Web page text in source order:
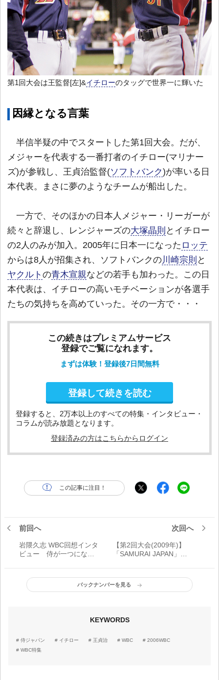
第1回大会は王監督[左]&イチローのタッグで世界一に輝いた
因縁となる言葉
半信半疑の中でスタートした第1回大会。だが、
メジャーを代表する一番打者のイチロー(マリナー
ズ)が参戦し、王貞治監督(ソフトバンク)が率いる日
本代表。まさに夢のようなチームが船出した。
一方で、そのほかの日本人メジャー・リーガーが
続々と辞退し、レンジャーズの大塚晶則 とイチロー
の2人のみが加入。2005年に日本一になった ロッテ
からは8人が招集され、ソフトバンクの川崎宗則 と
ヤクルト の青木宣親などの若手も加わった。この日
本代表は、イチローの高いモチベーションが各選手
たちの気持ちを高めていった。その一方で・・・
この続きはプレミアムサービス
登録でご覧になれます。
まずは体験！登録後7日間無料
登録して続きを読む
登録すると、2万本以上のすべての特集・インタビュー・
コラムが読み放題となります。
登録済みの方はこちらからログイン
この記事に注目！
前回へ
岩隈久志 WBC回想インタ
ビュー 侍が一つになっ
ちはできるから』という
言葉しか掛けられなかっ
た」
次回へ
【第2回大会(2009年)】
「SAMURAI JAPAN」の
連覇達成！／WBC日本代
表 激闘を振り返る
バックナンバーを見る
KEYWORDS
侍ジャパン イチロー 王貞治 WBC
2006WBC
WBC特集